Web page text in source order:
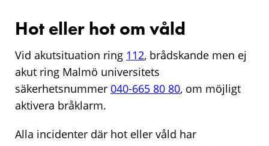
Hot eller hot om våld
Vid akutsituation ring 112, brådskande men ej
akut ring Malmö universitets
säkerhetsnummer 040-665 80 80, om möjligt
aktivera bråklarm.
Alla incidenter där hot eller våld har